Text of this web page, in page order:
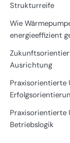
Strukturreife
Wie
energieeffizient
Ausrichtung
Praxisorientierte
Praxisorientierte
Betriebslogik